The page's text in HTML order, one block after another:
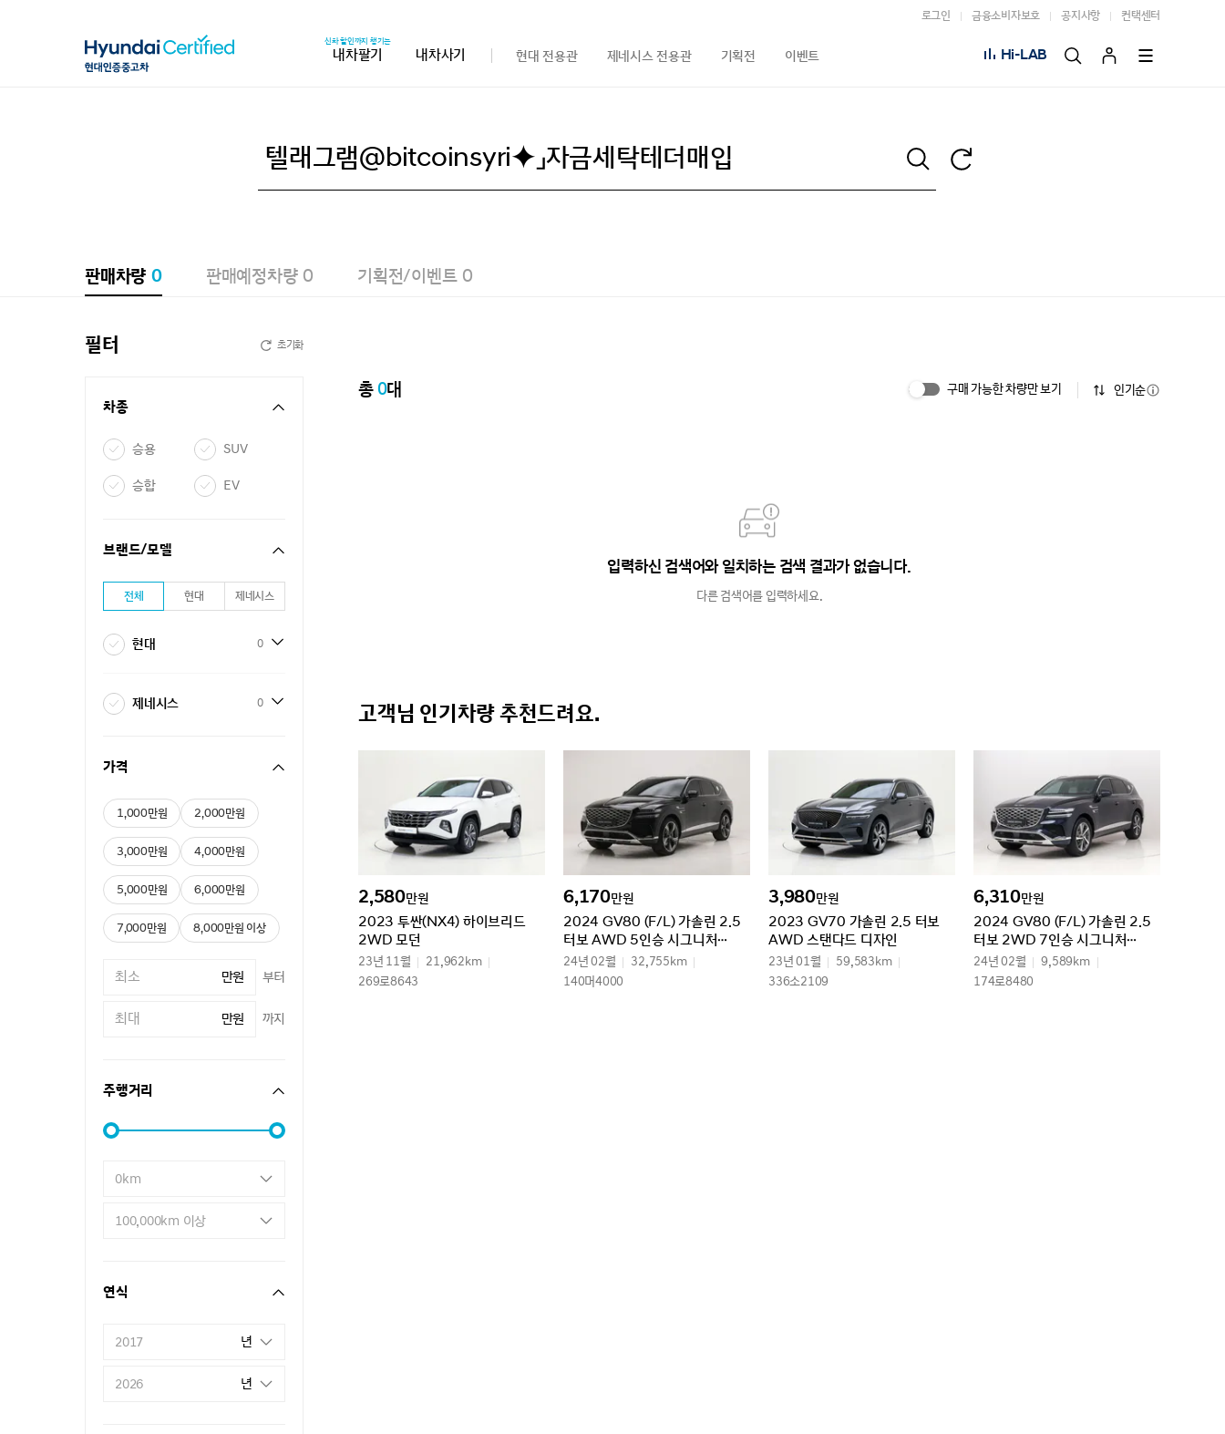
로그인 금융소비자보호 공지사항 컨택센터
신차 할인까지 챙기는
내차팔기 내차사기 현대 전용관 제네시스 전용관 기획전 이벤트 Hi-LAB
판매차량 0 판매예정차량 0 기획전/이벤트 0
필터 초기화
차종
승용 SUV
승합 EV
브랜드/모델
전체 현대 제네시스
현대 0
제네시스 0
가격
1,000만원 2,000만원
3,000만원 4,000만원
5,000만원 6,000만원
7,000만원 8,000만원 이상
만원 부터
만원 까지
주행거리
0km
100,000km 이상
연식
2017 년
2026 년
총0대 구매 가능한 차량만 보기 인기순
입력하신 검색어와 일치하는 검색 결과가 없습니다.
다른 검색어를 입력하세요.
고객님 인기차량 추천드려요.
2,580만원
2023 투싼(NX4) 하이브리드
2WD 모던
23년 11월
21,962km
269로8643
6,170만원
2024 GV80 (F/L) 가솔린 2.5
터보 AWD 5인승 시그니처
디자인 셀렉션Ⅱ
24년 02월
32,755km
140머4000
3,980만원
2023 GV70 가솔린 2.5 터보
AWD 스탠다드 디자인
23년 01월
59,583km
336소2109
6,310만원
2024 GV80 (F/L) 가솔린 2.5
터보 2WD 7인승 시그니처
디자인 셀렉션Ⅱ
24년 02월
9,589km
174로8480